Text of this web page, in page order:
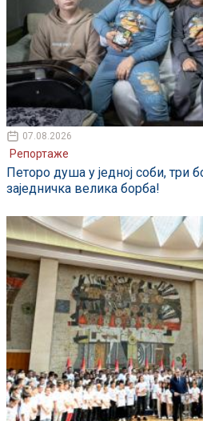
07.08.2026
Репортаже
Петоро душа у једној соби, три
заједничка велика борба!